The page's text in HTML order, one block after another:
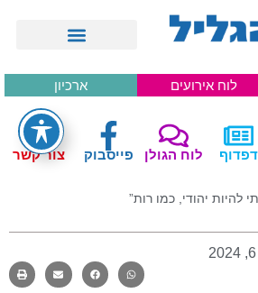
לוח אירועים ארכיון
דפדוף לוח הגולן פייסבוק צור קשר
להיות יהודי, כמו רות”